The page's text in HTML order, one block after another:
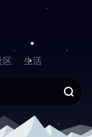
区 生活